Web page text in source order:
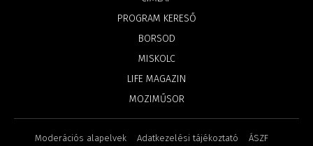
PROGRAM KERESŐ
BORSOD
MISKOLC
LIFE MAGAZIN
MOZIMŰSOR
Moderációs alapelvek Adatkezelési tájékoztató ÁSZF